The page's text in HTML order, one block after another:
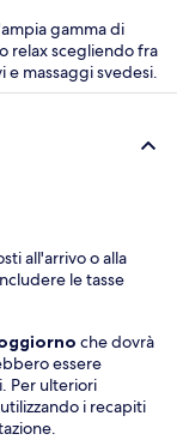
gamma di
relax scegliendo fra
e massaggi svedesi.
all'arrivo o alla
le tasse
che dovrà
essere
Per ulteriori
i recapiti